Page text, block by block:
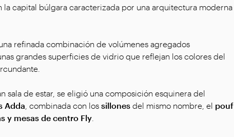
la capital búlgara caracterizada por una arquitectura moderna
refinada combinación de volúmenes agregados
grandes superficies de vidrio que reflejan los colores del
sala de estar, se eligió una composición esquinera del
Adda , combinada con los sillones del mismo nombre, el pouf
y mesas de centro Fly